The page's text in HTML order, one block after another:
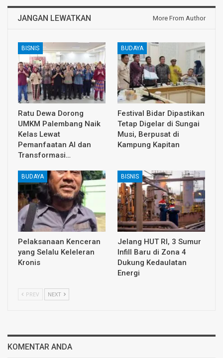
JANGAN LEWATKAN More From Author
BISNIS
Ratu Dewa Dorong
UMKM Palembang Naik
Kelas Lewat
Pemanfaatan AI dan
Transformasi…
BUDAYA
Festival Bidar Dipastikan
Tetap Digelar di Sungai
Musi, Berpusat di
Kampung Kapitan
BUDAYA
Pelaksanaan Kenceran
yang Selalu Keleleran
Kronis
BISNIS
Jelang HUT RI, 3 Sumur
Infill Baru di Zona 4
Dukung Kedaulatan
Energi
PREV NEXT
KOMENTAR ANDA